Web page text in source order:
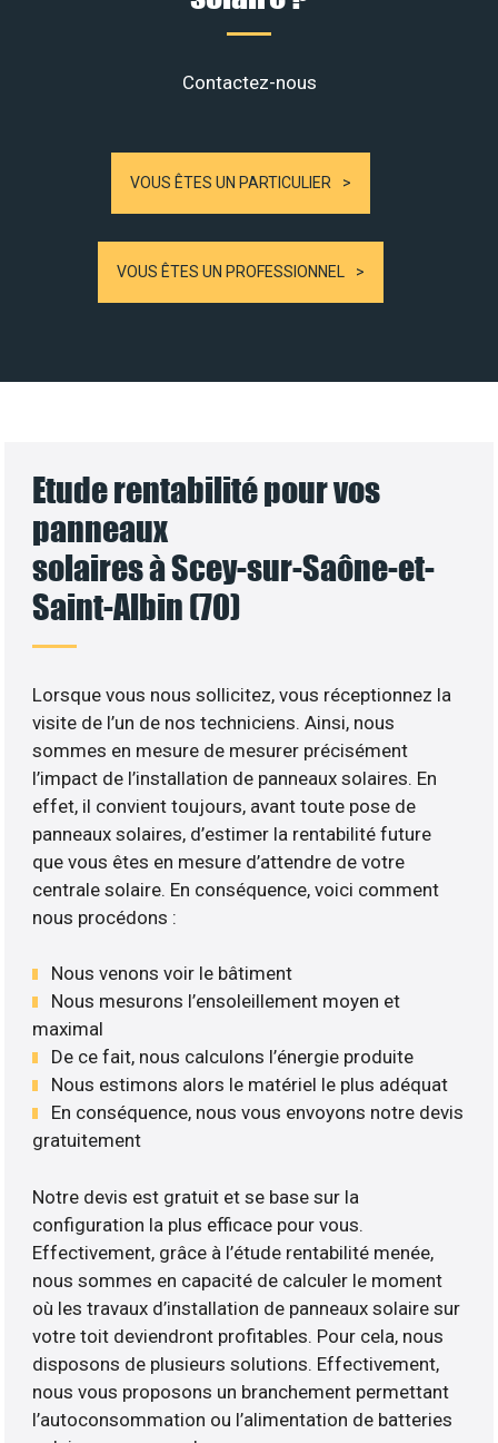
Contactez-nous
VOUS ÊTES UN PARTICULIER
VOUS ÊTES UN PROFESSIONNEL
Etude rentabilité pour vos
panneaux
solaires à Scey-sur-Saône-et-
Saint-Albin (70)
Lorsque vous nous sollicitez, vous réceptionnez la
visite de l’un de nos techniciens. Ainsi, nous
sommes en mesure de mesurer précisément
l’impact de l’installation de panneaux solaires. En
effet, il convient toujours, avant toute pose de
panneaux solaires, d’estimer la rentabilité future
que vous êtes en mesure d’attendre de votre
centrale solaire. En conséquence, voici comment
nous procédons :
Nous venons voir le bâtiment
Nous mesurons l’ensoleillement moyen et
maximal
De ce fait, nous calculons l’énergie produite
Nous estimons alors le matériel le plus adéquat
En conséquence, nous vous envoyons notre devis
gratuitement
Notre devis est gratuit et se base sur la
configuration la plus efficace pour vous.
Effectivement, grâce à l’étude rentabilité menée,
nous sommes en capacité de calculer le moment
où les travaux d’installation de panneaux solaire sur
votre toit deviendront profitables. Pour cela, nous
disposons de plusieurs solutions. Effectivement,
nous vous proposons un branchement permettant
l’autoconsommation ou l’alimentation de batteries